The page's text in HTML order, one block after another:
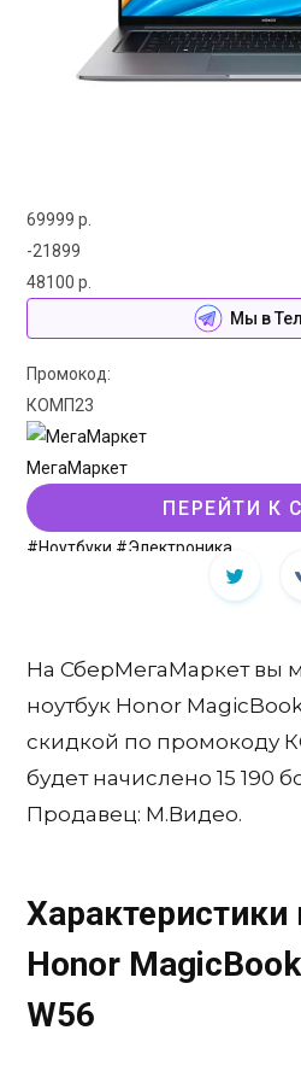
69999 р.
-21899
48100 р.
Мы в
Промокод:
КОМП23
МегаМаркет
ПЕРЕЙТИ К
#Ноутбуки #Электроника
На СберМегаМаркет вы
ноутбук Honor
скидкой по промокоду
будет начислено 15 190
Продавец: М.Видео.
Характеристики
Honor
W56